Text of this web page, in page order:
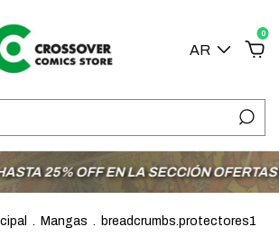
AR
0
OFF EN LA SECCIÓN OFERTAS
. Mangas . breadcrumbs.protectores1